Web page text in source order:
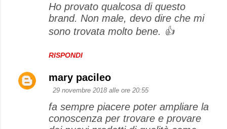
Ho provato qualcosa di questo
brand. Non male, devo dire che mi
sono trovata molto bene. 👍
RISPONDI
mary pacileo
29 novembre 2018 alle ore 20:55
fa sempre piacere poter ampliare la
conoscenza per trovare e provare